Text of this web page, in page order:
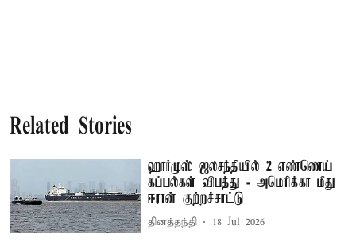
Related Stories
ஹார்முஸ் ஜலசந்தியில் 2 எண்ணெய்
கப்பல்கள் விபத்து - அமெரிக்கா மீது
ஈரான் குற்றச்சாட்டு
தினத்தந்தி 18 Jul 2026